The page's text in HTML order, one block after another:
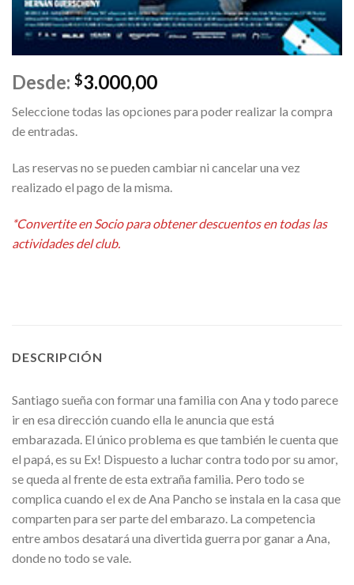
Desde: $3.000,00
Seleccione todas las opciones para poder realizar la compra
de entradas.
Las reservas no se pueden cambiar ni cancelar una vez
realizado el pago de la misma.
Alternative:
*Convertite en Socio para obtener descuentos en todas las
actividades del club.
DESCRIPCIÓN
Santiago sueña con formar una familia con Ana y todo parece
ir en esa dirección cuando ella le anuncia que está
embarazada. El único problema es que también le cuenta que
el papá, es su Ex! Dispuesto a luchar contra todo por su amor,
se queda al frente de esta extraña familia. Pero todo se
complica cuando el ex de Ana Pancho se instala en la casa que
comparten para ser parte del embarazo. La competencia
entre ambos desatará una divertida guerra por ganar a Ana,
donde no todo se vale.